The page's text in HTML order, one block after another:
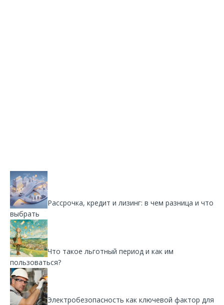
Рассрочка, кредит и лизинг: в чем разница и что
выбрать
Что такое льготный период и как им
пользоваться?
Электробезопасность как ключевой фактор для